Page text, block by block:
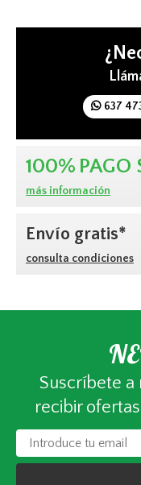
637
100% PAGO
más información
Envío gratis*
consulta condiciones
Suscríbete
recibir